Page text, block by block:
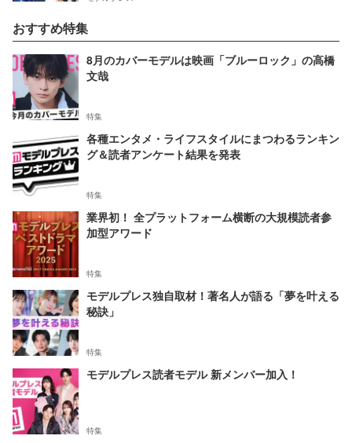
おすすめ特集
8月のカバーモデルは映画「ブルーロック」の高橋
文哉
特集
各種エンタメ・ライフスタイルにまつわるランキン
グ＆読者アンケート結果を発表
特集
業界初！ 全プラットフォーム横断の大規模読者参
加型アワード
特集
モデルプレス独自取材！著名人が語る「夢を叶える
秘訣」
特集
モデルプレス読者モデル 新メンバー加入！
特集